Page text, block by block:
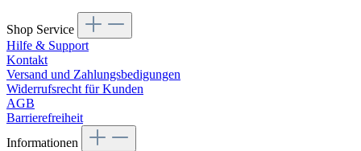
Shop Service
Hilfe & Support
Kontakt
Versand und Zahlungsbedigungen
Widerrufsrecht für Kunden
AGB
Barrierefreiheit
Informationen